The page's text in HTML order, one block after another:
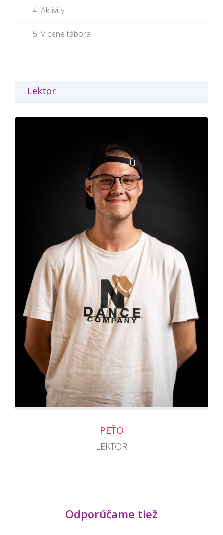
4. Aktivity
5. V cene tábora
Lektor
PEŤO
LEKTOR
Odporúčame tiež
-